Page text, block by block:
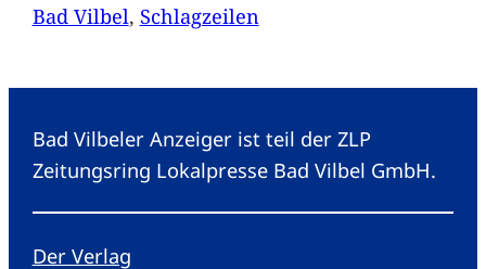
Bad Vilbel, Schlagzeilen
Bad Vilbeler Anzeiger ist teil der ZLP
Zeitungsring Lokalpresse Bad Vilbel GmbH.
Der Verlag